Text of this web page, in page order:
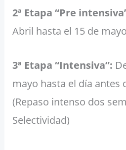
2ª Etapa “Pre
Abril hasta el 15 de
3ª Etapa “Intensiva”:
mayo hasta el día antes
(Repaso intenso dos
Selectividad)